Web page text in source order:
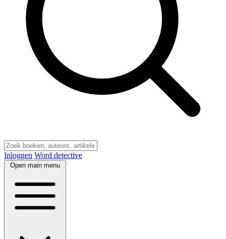
Inloggen Word detective
Open main menu